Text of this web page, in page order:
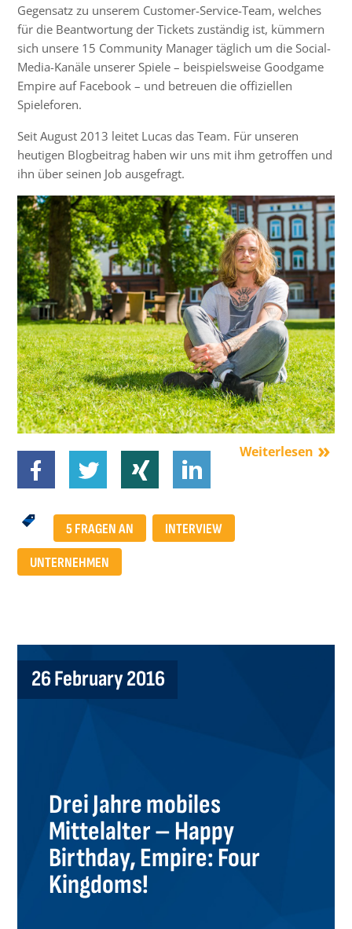
Gegensatz zu unserem Customer-Service-Team, welches
für die Beantwortung der Tickets zuständig ist, kümmern
sich unsere 15 Community Manager täglich um die Social-
Media-Kanäle unserer Spiele – beispielsweise Goodgame
Empire auf Facebook – und betreuen die offiziellen
Spieleforen.
Seit August 2013 leitet Lucas das Team. Für unseren
heutigen Blogbeitrag haben wir uns mit ihm getroffen und
ihn über seinen Job ausgefragt.
Weiterlesen
5 FRAGEN AN INTERVIEW
UNTERNEHMEN
26 February 2016
Drei Jahre mobiles
Mittelalter – Happy
Birthday, Empire: Four
Kingdoms!